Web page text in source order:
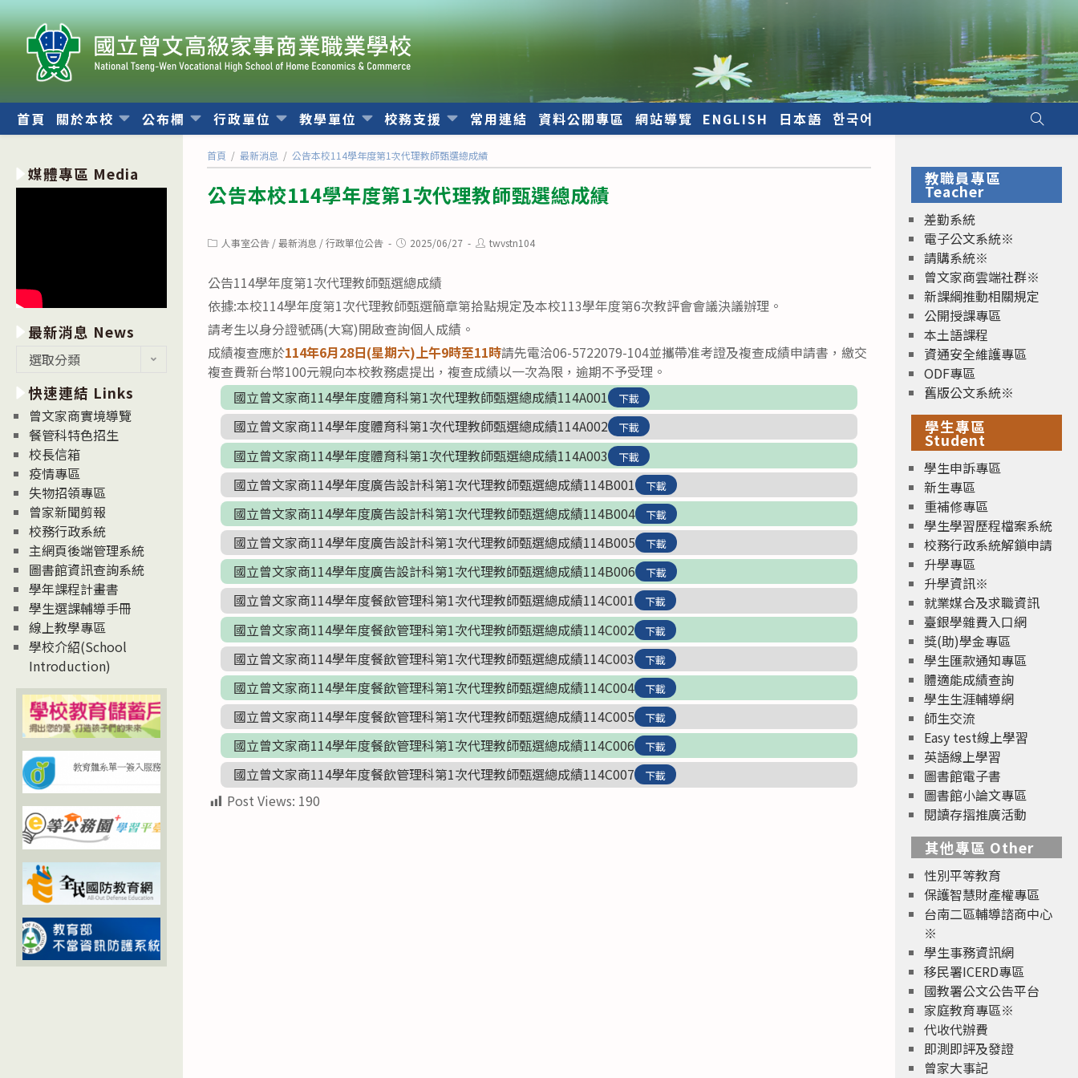
跳
轉
至
內
首頁 關於本校 公布欄 行政單位 教學單位 校務支援 常用連結 資料公開專區 網站導覽 ENGLISH 日本語 한국어
首頁 / 最新消息 / 公告本校114學年度第1次代理教師甄選總成績
公告本校114學年度第1次代理教師甄選總成績
Post人事室公告 / 最新消息 / 行政單位公告
Post2025/06/27
Posttwvstn104
公告114學年度第1次代理教師甄選總成績
依據:本校114學年度第1次代理教師甄選簡章第拾點規定及本校113學年度第6次教評會會議決議辦理。
請考生以身分證號碼(大寫)開啟查詢個人成績。
成績複查應於114年6月28日(星期六)上午9時至11時請先電洽06-5722079-104並攜帶准考證及複查成績申請書，繳交
複查費新台幣100元親向本校教務處提出，複查成績以一次為限，逾期不予受理。
國立曾文家商114學年度體育科第1次代理教師甄選總成績114A001
下載
國立曾文家商114學年度體育科第1次代理教師甄選總成績114A002 下載
國立曾文家商114學年度體育科第1次代理教師甄選總成績114A003 下載
國立曾文家商114學年度廣告設計科第1次代理教師甄選總成績114B001 下載
國立曾文家商114學年度廣告設計科第1次代理教師甄選總成績114B004 下載
國立曾文家商114學年度廣告設計科第1次代理教師甄選總成績114B005 下載
國立曾文家商114學年度廣告設計科第1次代理教師甄選總成績114B006 下載
國立曾文家商114學年度餐飲管理科第1次代理教師甄選總成績114C001 下載
國立曾文家商114學年度餐飲管理科第1次代理教師甄選總成績114C002 下載
國立曾文家商114學年度餐飲管理科第1次代理教師甄選總成績114C003 下載
國立曾文家商114學年度餐飲管理科第1次代理教師甄選總成績114C004 下載
國立曾文家商114學年度餐飲管理科第1次代理教師甄選總成績114C005 下載
國立曾文家商114學年度餐飲管理科第1次代理教師甄選總成績114C006 下載
國立曾文家商114學年度餐飲管理科第1次代理教師甄選總成績114C007 下載
Post Views: 190
媒體專區 Media
最新消息 News
消
息
News
選取分類
快速連結 Links
曾文家商實境導覽
餐管科特色招生
校長信箱
疫情專區
失物招領專區
曾家新聞剪報
校務行政系統
主網頁後端管理系統
圖書館資訊查詢系統
學年課程計畫書
學生選課輔導手冊
線上教學專區
學校介紹(School
Introduction)
教職員專區
Teacher
差勤系統
電子公文系統※
請購系統※
曾文家商雲端社群※
新課綱推動相關規定
公開授課專區
本土語課程
資通安全維護專區
ODF專區
舊版公文系統※
學生專區
Student
學生申訴專區
新生專區
重補修專區
學生學習歷程檔案系統
校務行政系統解鎖申請
升學專區
升學資訊※
就業媒合及求職資訊
臺銀學雜費入口網
獎(助)學金專區
學生匯款通知專區
體適能成績查詢
學生生涯輔導網
師生交流
Easy test線上學習
英語線上學習
圖書館電子書
圖書館小論文專區
閱讀存摺推廣活動
其他專區 Other
性別平等教育
保護智慧財產權專區
台南二區輔導諮商中心
※
學生事務資訊網
移民署ICERD專區
國教署公文公告平台
家庭教育專區※
代收代辦費
即測即評及發證
曾家大事記